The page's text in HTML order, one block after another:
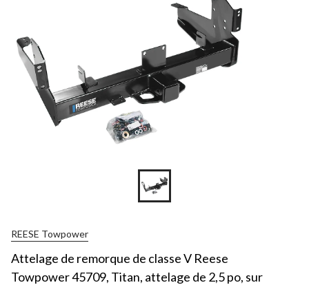
REESE Towpower
Attelage de remorque de classe V Reese
Towpower 45709, Titan, attelage de 2,5 po, sur